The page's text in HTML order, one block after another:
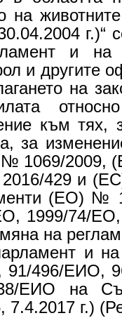
на
г.)“
и
и другите
на
към тях,
за
1069/2009,
429 и
(ЕО)
1999/74/
на
и
496/ЕИО,
ЕИО на
7.4.2017 г.)